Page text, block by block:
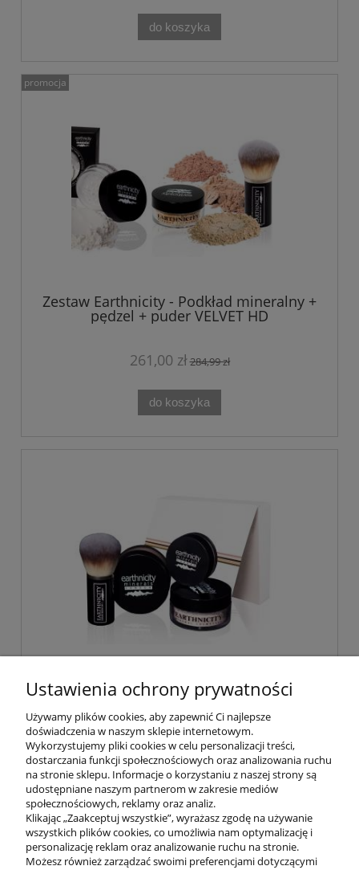
do koszyka
Zestaw Earthnicity - Podkład mineralny +
pędzel + puder VELVET HD
261,00 zł284,99 zł
do koszyka
promocja
265,00 zł
do koszyka
POMOC
Ustawienia ochrony prywatności
Używamy plików cookies, aby zapewnić Ci najlepsze
doświadczenia w naszym sklepie internetowym.
Wykorzystujemy pliki cookies w celu personalizacji treści,
dostarczania funkcji społecznościowych oraz analizowania ruchu
na stronie sklepu. Informacje o korzystaniu z naszej strony są
udostępniane naszym partnerom w zakresie mediów
społecznościowych, reklamy oraz analiz.
Klikając „Zaakceptuj wszystkie”, wyrażasz zgodę na używanie
wszystkich plików cookies, co umożliwia nam optymalizację i
personalizację reklam oraz analizowanie ruchu na stronie.
Możesz również zarządzać swoimi preferencjami dotyczącymi